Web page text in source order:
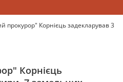
прокурор" Корнієць задекларував 3
Корнієць